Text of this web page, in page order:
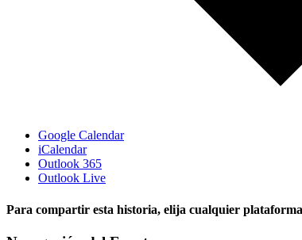
Google Calendar
iCalendar
Outlook 365
Outlook Live
Para compartir esta historia, elija cualquier plataforma